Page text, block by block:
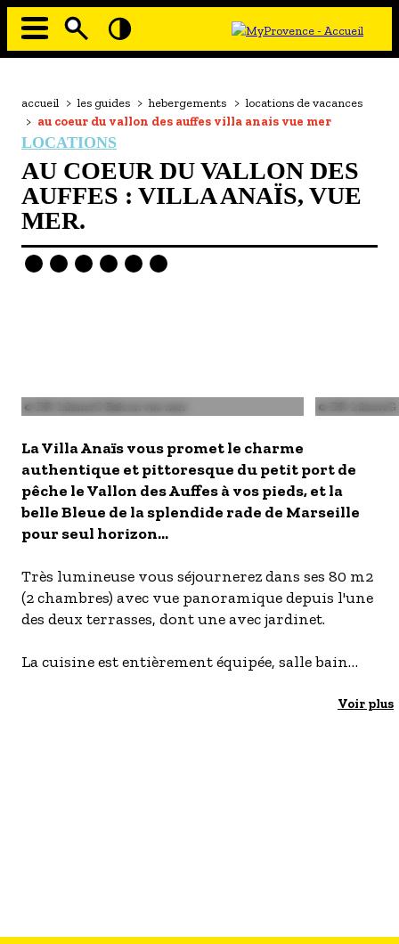
Aller
principale
À MOI LA CULTURE
AU GRAND AIR
PASSEZ À TABLE
SOUS TOUTES LES COUTUMES
TOURISME ET HANDICAP
- Les établissements Accueil vélo
LES OFFRES MYPROVENCE
S'inscrire à nos newsletters
Fil
d'Ariane
accueil > les guides > hebergements > locations de vacances
> au coeur du vallon des auffes villa anais vue mer
LOCATIONS
AU COEUR DU VALLON DES
AUFFES : VILLA ANAÏS, VUE
MER.
Image
© DR-LilianeG Balcon vue mer Image
© DR-LilianeG
La Villa Anaïs vous promet le charme
authentique et pittoresque du petit port de
pêche le Vallon des Auffes à vos pieds, et la
belle Bleue de la splendide rade de Marseille
pour seul horizon...
Très lumineuse vous séjournerez dans ses 80 m2
(2 chambres) avec vue panoramique depuis l'une
des deux terrasses, dont une avec jardinet.
La cuisine est entièrement équipée, salle bain
tarifs et disponibilités.
Voir plus